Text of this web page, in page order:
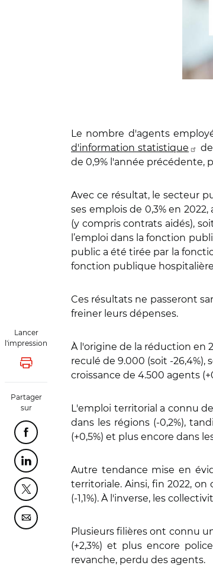
Lancer
l'impression
Lancer l'impression
Partager
sur
Partager cette page sur Facebook
Partager cette page sur Linkedin
Partager cette page sur Twitter
Partager cette page sur Courriel
Le nombre d'agents
d'information statistique
de 0,9% l'année précédente,
Avec ce résultat, le secteur
ses emplois de 0,3% en
(y compris contrats aidés),
l’emploi dans la fonction
public a été tirée par la
fonction publique hospitalière
Ces résultats ne passeront
freiner leurs dépenses.
À l'origine de la réduction en
reculé de 9.000 (soit -
croissance de 4.500 agents
L'emploi territorial a connu
dans les régions (-0,2%),
(+0,5%) et plus encore dans
Autre tendance mise en
territoriale. Ainsi, fin 2022,
(-1,1%). À l'inverse, les
Plusieurs filières ont connu
(+2,3%) et plus encore
revanche, perdu des agents.